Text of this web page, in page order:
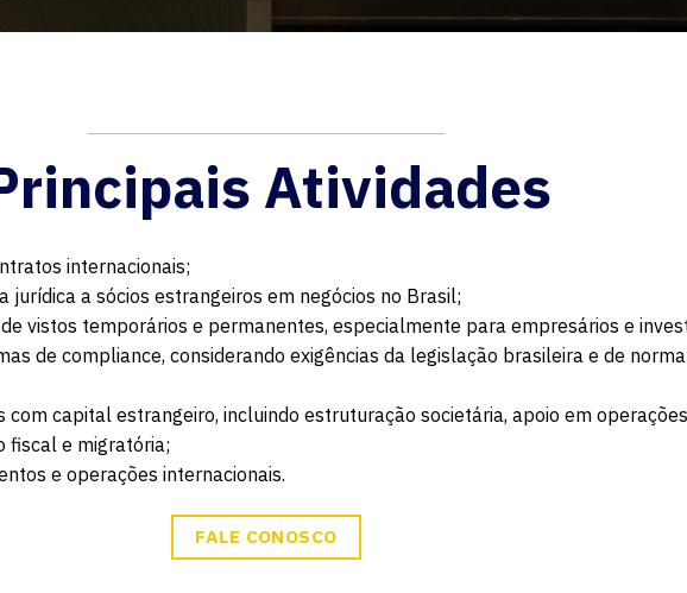
Atividades
internacionais;
jurídica a sócios estrangeiros em negócios no Brasil;
vistos temporários e permanentes, especialmente para empresários e
de compliance, considerando exigências da legislação brasileira e de
com capital estrangeiro, incluindo estruturação societária, apoio em operações
fiscal e migratória;
e operações internacionais.
FALE CONOSCO